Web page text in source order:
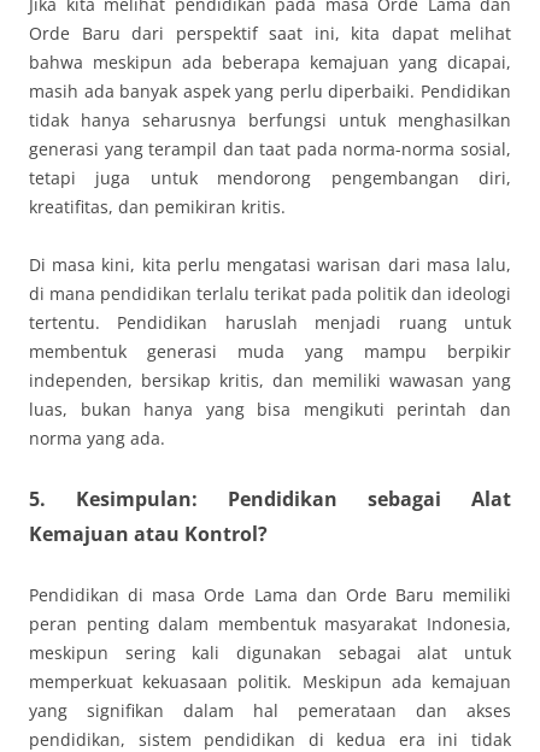
Orde Baru dari perspektif saat ini, kita dapat melihat
bahwa meskipun ada beberapa kemajuan yang dicapai,
masih ada banyak aspek yang perlu diperbaiki. Pendidikan
tidak hanya seharusnya berfungsi untuk menghasilkan
generasi yang terampil dan taat pada norma-norma sosial,
tetapi juga untuk mendorong pengembangan diri,
kreatifitas, dan pemikiran kritis.
Di masa kini, kita perlu mengatasi warisan dari masa lalu,
di mana pendidikan terlalu terikat pada politik dan ideologi
tertentu. Pendidikan haruslah menjadi ruang untuk
membentuk generasi muda yang mampu berpikir
independen, bersikap kritis, dan memiliki wawasan yang
luas, bukan hanya yang bisa mengikuti perintah dan
norma yang ada.
5. Kesimpulan: Pendidikan sebagai Alat
Kemajuan atau Kontrol?
Pendidikan di masa Orde Lama dan Orde Baru memiliki
peran penting dalam membentuk masyarakat Indonesia,
meskipun sering kali digunakan sebagai alat untuk
memperkuat kekuasaan politik. Meskipun ada kemajuan
yang signifikan dalam hal pemerataan dan akses
pendidikan, sistem pendidikan di kedua era ini tidak